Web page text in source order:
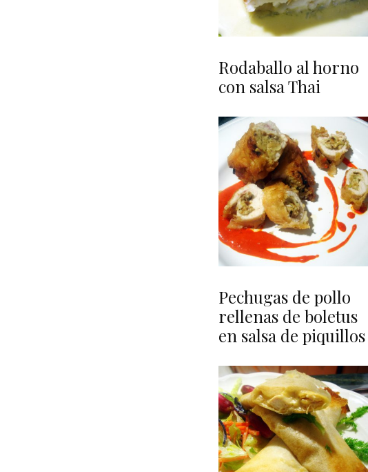
Rodaballo al horno
con salsa Thai
Pechugas de pollo
rellenas de boletus
en salsa de piquillos